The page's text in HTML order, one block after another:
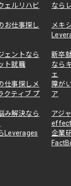
ェルリハビ
なら
お仕事探し
メキ
ェントなら
ト就職
新卒
なら
ェ
仕事探しメ
クティブ プ
障が
ア
み解決なら
アジ
Leverages
企業